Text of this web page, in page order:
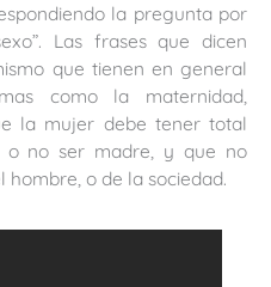
la pregunta por
Las frases que dicen
que tienen en general
como la maternidad,
la mujer debe tener total
o no ser madre, y que no
hombre, o de la sociedad.